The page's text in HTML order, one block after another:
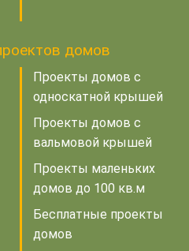
домов
Проекты домов с
односкатной крышей
Проекты домов с
вальмовой крышей
Проекты маленьких
домов до 100 кв.м
Бесплатные проекты
домов